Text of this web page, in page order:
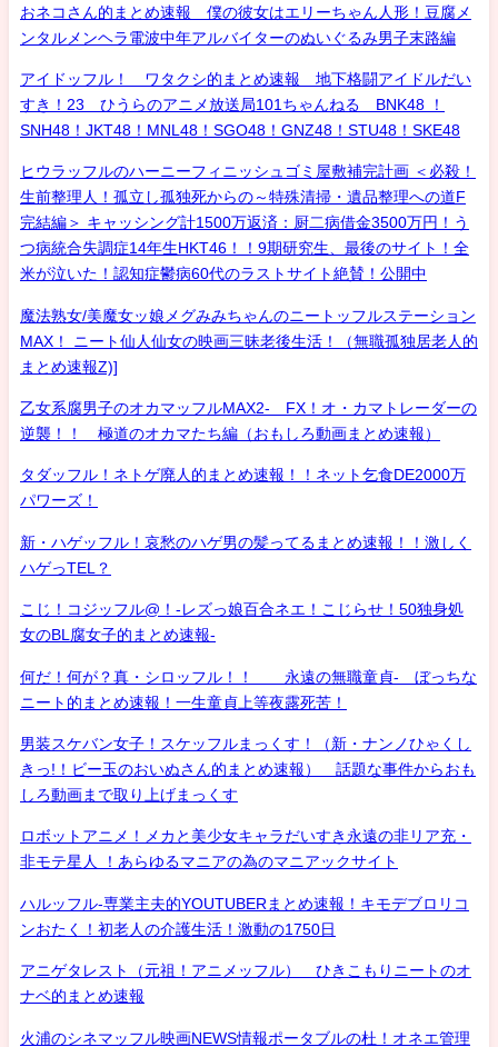
おネコさん的まとめ速報 僕の彼女はエリーちゃん人形！豆腐メ
ンタルメンヘラ電波中年アルバイターのぬいぐるみ男子末路編
アイドッフル！ ワタクシ的まとめ速報 地下格闘アイドルだい
すき！23 ひうらのアニメ放送局101ちゃんねる BNK48 ！
SNH48！JKT48！MNL48！SGO48！GNZ48！STU48！SKE48
ヒウラッフルのハーニーフィニッシュゴミ屋敷補完計画 ＜必殺！
生前整理人！孤立し孤独死からの～特殊清掃・遺品整理への道F
完結編＞ キャッシング計1500万返済：厨二病借金3500万円！う
つ病統合失調症14年生HKT46！！9期研究生、最後のサイト！全
米が泣いた！認知症鬱病60代のラストサイト絶賛！公開中
魔法熟女/美魔女ッ娘メグみみちゃんのニートッフルステーション
MAX！ ニート仙人仙女の映画三昧老後生活！（無職孤独居老人的
まとめ速報Z)]
乙女系腐男子のオカマッフルMAX2- FX！オ・カマトレーダーの
逆襲！！ 極道のオカマたち編（おもしろ動画まとめ速報）
タダッフル！ネトゲ廃人的まとめ速報！！ネット乞食DE2000万
パワーズ！
新・ハゲッフル！哀愁のハゲ男の髪ってるまとめ速報！！激しく
ハゲっTEL？
こじ！コジッフル@！-レズっ娘百合ネエ！こじらせ！50独身処
女のBL腐女子的まとめ速報-
何だ！何が？真・シロッフル！！ 永遠の無職童貞- ぼっちな
ニート的まとめ速報！一生童貞上等夜露死苦！
男装スケバン女子！スケッフルまっくす！（新・ナンノひゃくし
きっ!！ビー玉のおいぬさん的まとめ速報） 話題な事件からおも
しろ動画まで取り上げまっくす
ロボットアニメ！メカと美少女キャラだいすき永遠の非リア充・
非モテ星人 ！あらゆるマニアの為のマニアックサイト
ハルッフル-専業主夫的YOUTUBERまとめ速報！キモデブロリコ
ンおたく！初老人の介護生活！激動の1750日
アニゲタレスト（元祖！アニメッフル） ひきこもりニートのオ
ナベ的まとめ速報
火浦のシネマッフル映画NEWS情報ポータブルの杜！オネエ管理